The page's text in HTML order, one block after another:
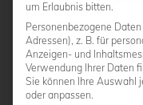
um Erlaubnis bitten.
Personenbezogene
Adressen), z. B. für
Anzeigen- und
Verwendung Ihrer Daten
Sie können Ihre Auswahl
oder anpassen.